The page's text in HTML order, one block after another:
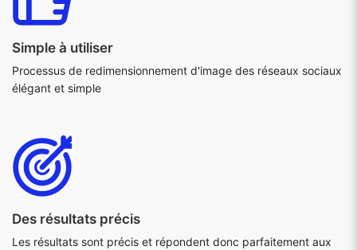
Simple à utiliser
Processus de redimensionnement d'image des réseaux sociaux
élégant et simple
Des résultats précis
Les résultats sont précis et répondent donc parfaitement aux